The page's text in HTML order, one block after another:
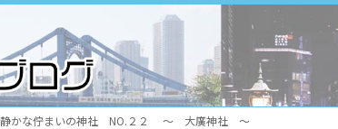
静かな佇まいの神社 NO.２２ ～ 大廣神社 ～